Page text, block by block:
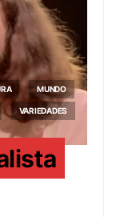
MUNDO
VARIEDADES